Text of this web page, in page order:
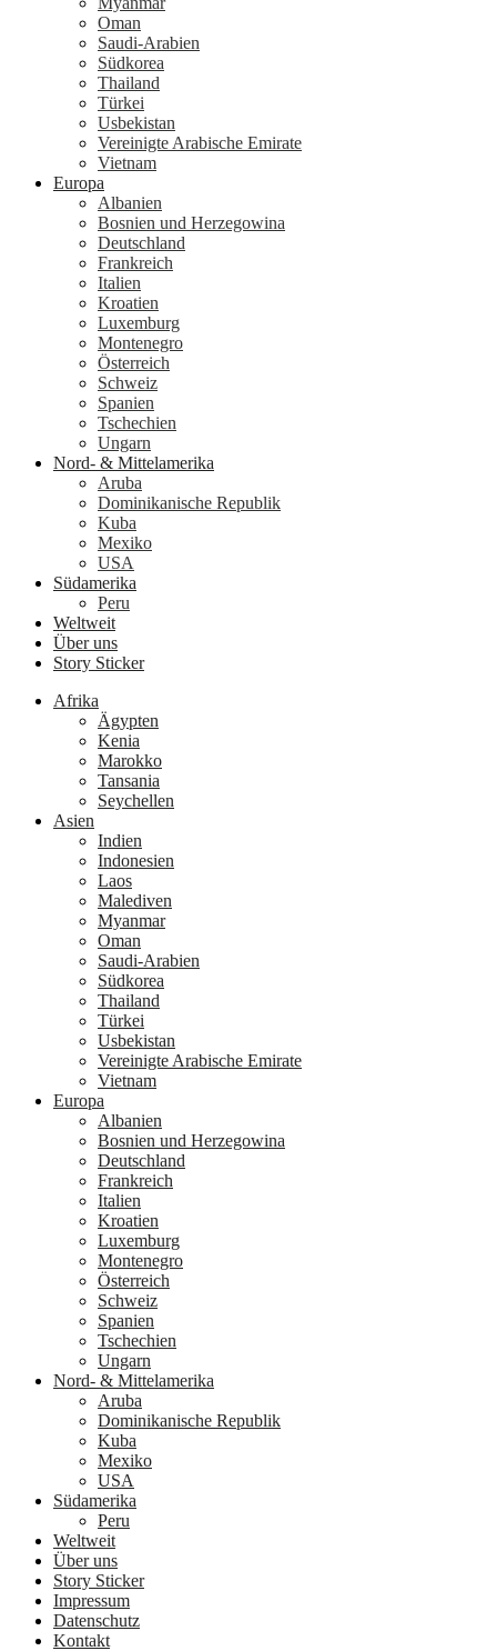
Oman
Saudi-Arabien
Südkorea
Thailand
Türkei
Usbekistan
Vereinigte Arabische Emirate
Vietnam
Europa
Albanien
Bosnien und Herzegowina
Deutschland
Frankreich
Italien
Kroatien
Luxemburg
Montenegro
Österreich
Schweiz
Spanien
Tschechien
Ungarn
Nord- & Mittelamerika
Aruba
Dominikanische Republik
Kuba
Mexiko
USA
Südamerika
Peru
Weltweit
Über uns
Story Sticker
Afrika
Ägypten
Kenia
Marokko
Tansania
Seychellen
Asien
Indien
Indonesien
Laos
Malediven
Myanmar
Oman
Saudi-Arabien
Südkorea
Thailand
Türkei
Usbekistan
Vereinigte Arabische Emirate
Vietnam
Europa
Albanien
Bosnien und Herzegowina
Deutschland
Frankreich
Italien
Kroatien
Luxemburg
Montenegro
Österreich
Schweiz
Spanien
Tschechien
Ungarn
Nord- & Mittelamerika
Aruba
Dominikanische Republik
Kuba
Mexiko
USA
Südamerika
Peru
Weltweit
Über uns
Story Sticker
Impressum
Datenschutz
Kontakt